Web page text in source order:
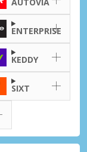
ENTERPRISE
KEDDY
SIXT